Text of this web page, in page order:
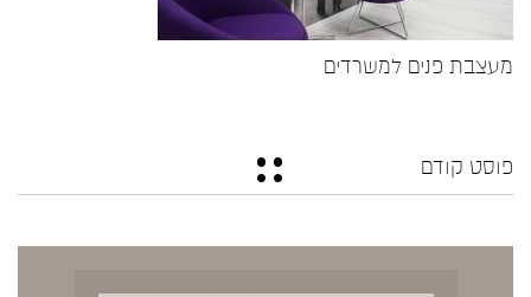
מעצבת פנים למשרדים
פוסט קודם